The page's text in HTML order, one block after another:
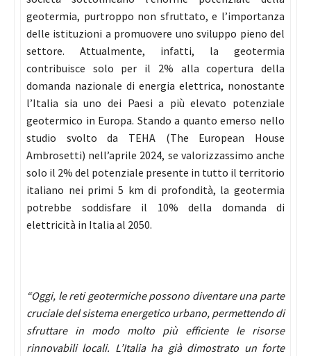
geotermia, purtroppo non sfruttato, e l’importanza
delle istituzioni a promuovere uno sviluppo pieno del
settore. Attualmente, infatti, la geotermia
contribuisce solo per il 2% alla copertura della
domanda nazionale di energia elettrica, nonostante
l’Italia sia uno dei Paesi a più elevato potenziale
geotermico in Europa. Stando a quanto emerso nello
studio svolto da TEHA (The European House
Ambrosetti) nell’aprile 2024, se valorizzassimo anche
solo il 2% del potenziale presente in tutto il territorio
italiano nei primi 5 km di profondità, la geotermia
potrebbe soddisfare il 10% della domanda di
elettricità in Italia al 2050.
“Oggi, le reti geotermiche possono diventare una parte
cruciale del sistema energetico urbano, permettendo di
sfruttare in modo molto più efficiente le risorse
rinnovabili locali. L’Italia ha già dimostrato un forte